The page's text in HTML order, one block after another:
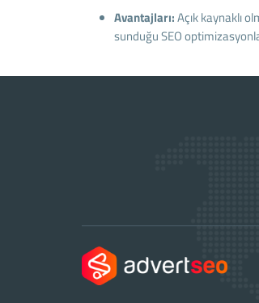
Avantajları:Açık kaynaklı
sunduğu SEO